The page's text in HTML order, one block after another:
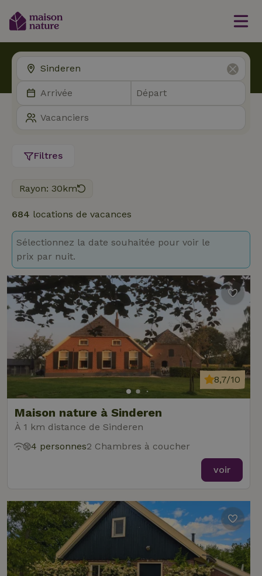
Filtres
Rayon: 30km
684 locations de vacances
Sélectionnez la date souhaitée pour voir le
prix par nuit.
Maison nature à Sinderen
À 1 km distance de Sinderen
8,7/10
4 personnes2 Chambres à coucher
voir